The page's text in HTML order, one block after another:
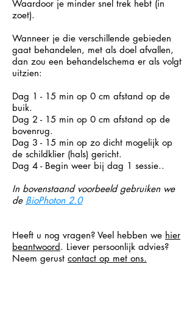
Waardoor je minder snel trek hebt (in
zoet).
Wanneer je die verschillende gebieden
gaat behandelen, met als doel afvallen,
dan zou een behandelschema er als volgt
uitzien:
Dag 1 - 15 min op 0 cm afstand op de
buik.
Dag 2 - 15 min op 0 cm afstand op de
bovenrug.
Dag 3 - 15 min op zo dicht mogelijk op
de schildklier (hals) gericht.
Dag 4 - Begin weer bij dag 1 sessie..
In bovenstaand voorbeeld gebruiken we
de BioPhoton 2.0
Heeft u nog vragen? Veel hebben we hier
beantwoord. Liever persoonlijk advies?
Neem gerust contact op met ons.